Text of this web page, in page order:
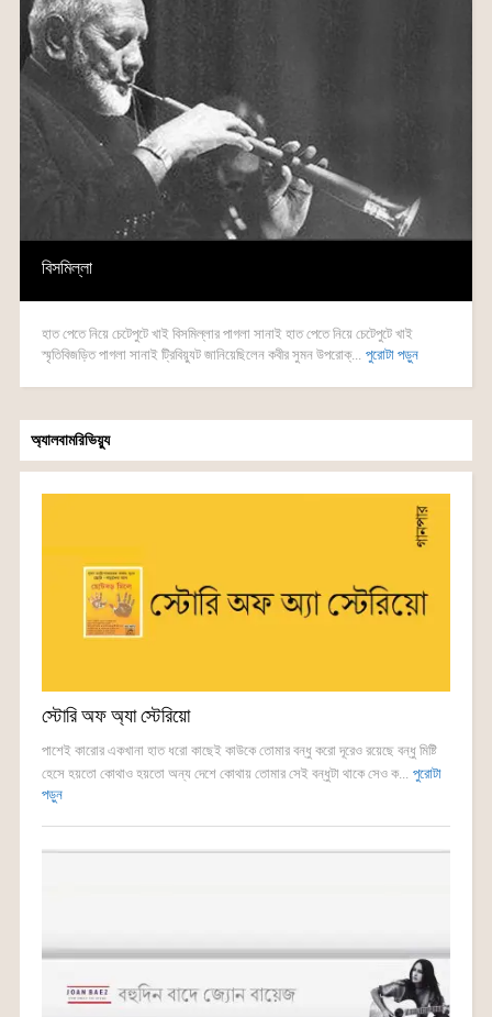
বিসমিল্লা
হাত পেতে নিয়ে চেটেপুটে খাই বিসমিল্লার পাগলা সানাই হাত পেতে নিয়ে চেটেপুটে খাই
স্মৃতিবিজড়িত পাগলা সানাই ট্রিবিয়্যুট জানিয়েছিলেন কবীর সুমন উপরোক্...
পুরোটা পড়ুন
অ্যালবামরিভিয়্যু
স্টোরি অফ অ্যা স্টেরিয়ো
পাশেই কারোর একখানা হাত ধরো কাছেই কাউকে তোমার বন্ধু করো দূরেও রয়েছে বন্ধু মিষ্টি
হেসে হয়তো কোথাও হয়তো অন্য দেশে কোথায় তোমার সেই বন্ধুটা থাকে সেও ক...
পুরোটা
পড়ুন